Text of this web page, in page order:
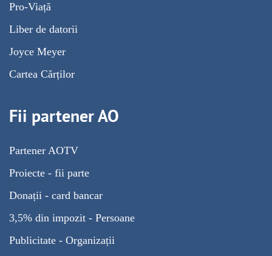
Pro-Viață
Liber de datorii
Joyce Meyer
Cartea Cărților
Fii partener AO
Partener AOTV
Proiecte - fii parte
Donații - card bancar
3,5% din impozit - Persoane
Publicitate - Organizații